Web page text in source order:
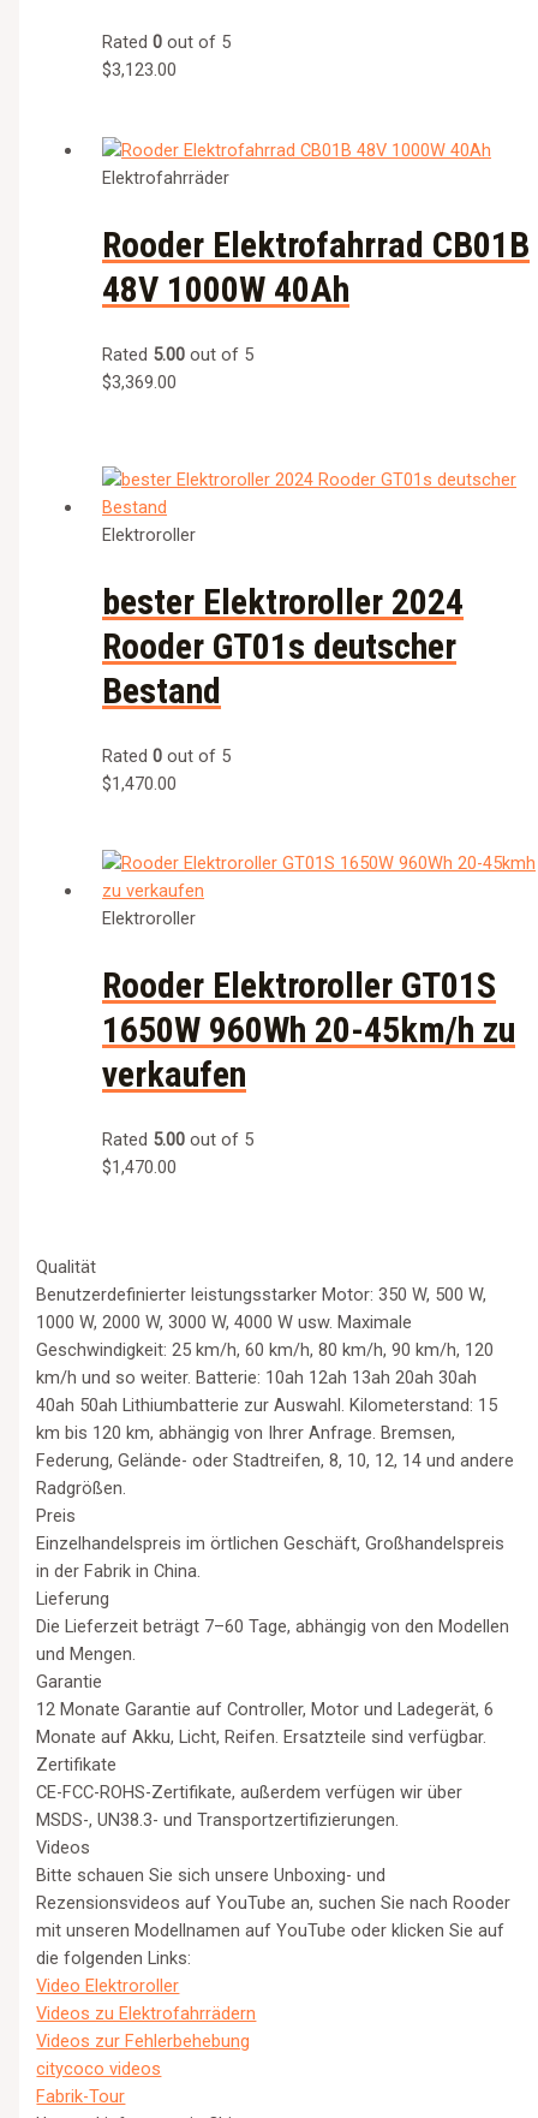
Rated0 out of 5
$3,123.00
Elektrofahrräder
Rooder Elektrofahrrad CB01B
48V 1000W 40Ah
Rated 5.00 out of 5
$3,369.00
Elektroroller
bester Elektroroller 2024
Rooder GT01s deutscher
Bestand
Rated0 out of 5
$1,470.00
Elektroroller
Rooder Elektroroller GT01S
1650W 960Wh 20-45km/h zu
verkaufen
Rated 5.00 out of 5
$1,470.00
Qualität
Benutzerdefinierter leistungsstarker Motor: 350 W, 500 W,
1000 W, 2000 W, 3000 W, 4000 W usw. Maximale
Geschwindigkeit: 25 km/h, 60 km/h, 80 km/h, 90 km/h, 120
km/h und so weiter. Batterie: 10ah 12ah 13ah 20ah 30ah
40ah 50ah Lithiumbatterie zur Auswahl. Kilometerstand: 15
km bis 120 km, abhängig von Ihrer Anfrage. Bremsen,
Federung, Gelände- oder Stadtreifen, 8, 10, 12, 14 und andere
Radgrößen.
Preis
Einzelhandelspreis im örtlichen Geschäft, Großhandelspreis
in der Fabrik in China.
Lieferung
Die Lieferzeit beträgt 7–60 Tage, abhängig von den Modellen
und Mengen.
Garantie
12 Monate Garantie auf Controller, Motor und Ladegerät, 6
Monate auf Akku, Licht, Reifen. Ersatzteile sind verfügbar.
Zertifikate
CE-FCC-ROHS-Zertifikate, außerdem verfügen wir über
MSDS-, UN38.3- und Transportzertifizierungen.
Videos
Bitte schauen Sie sich unsere Unboxing- und
Rezensionsvideos auf YouTube an, suchen Sie nach Rooder
mit unseren Modellnamen auf YouTube oder klicken Sie auf
die folgenden Links:
Video Elektroroller
Videos zu Elektrofahrrädern
Videos zur Fehlerbehebung
citycoco videos
Fabrik-Tour